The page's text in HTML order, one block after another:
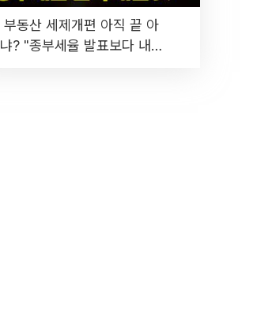
부동산 세제개편 아직 끝 아
냐? "종부세율 발표보다 내릴